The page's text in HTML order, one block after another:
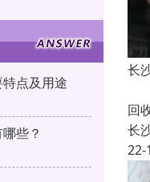
点及用途
些？
长
回
长
22-